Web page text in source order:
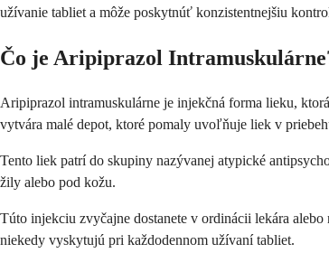
užívanie tabliet a môže poskytnúť konzistentnejšiu
Čo je Aripiprazol
Aripiprazol intramuskulárne je injekčná forma lieku,
vytvára malé depot, ktoré pomaly uvoľňuje liek v
Tento liek patrí do skupiny nazývanej atypické
žily alebo pod kožu.
Túto injekciu zvyčajne dostanete v ordinácii lekára
niekedy vyskytujú pri každodennom užívaní tabliet.